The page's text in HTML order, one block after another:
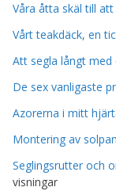
Våra åtta skäl till
Vårt teakdäck, en
Att segla långt med
De sex vanligaste
Azorerna i mitt
Montering av
Seglingsrutter och
visningar